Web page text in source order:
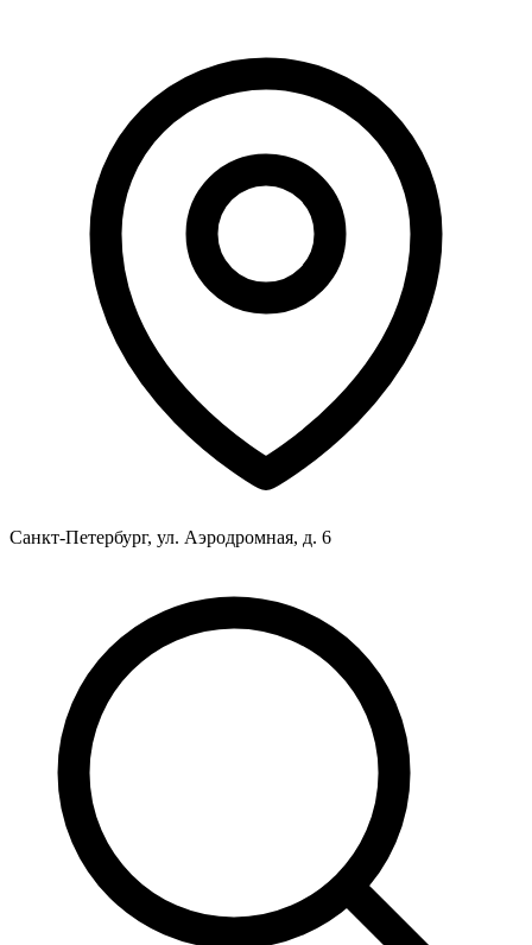
Санкт-Петербург, ул. Аэродромная, д. 6